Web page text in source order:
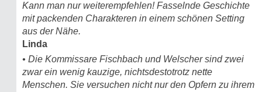
Kann man nur weiterempfehlen! Fasselnde Geschichte
mit packenden Charakteren in einem schönen Setting
aus der Nähe.
Linda
• Die Kommissare Fischbach und Welscher sind zwei
zwar ein wenig kauzige, nichtsdestotrotz nette
Menschen. Sie versuchen nicht nur den Opfern zu ihrem